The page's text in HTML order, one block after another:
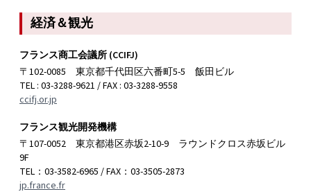
経済＆観光
フランス商工会議所 (CCIFJ)
〒102-0085 東京都千代田区六番町5-5 飯田ビル
TEL : 03-3288-9621 / FAX : 03-3288-9558
ccifj.or.jp
フランス観光開発機構
〒107-0052 東京都港区赤坂2-10-9 ラウンドクロス赤坂ビル
9F
TEL：03-3582-6965 / FAX：03-3505-2873
jp.france.fr